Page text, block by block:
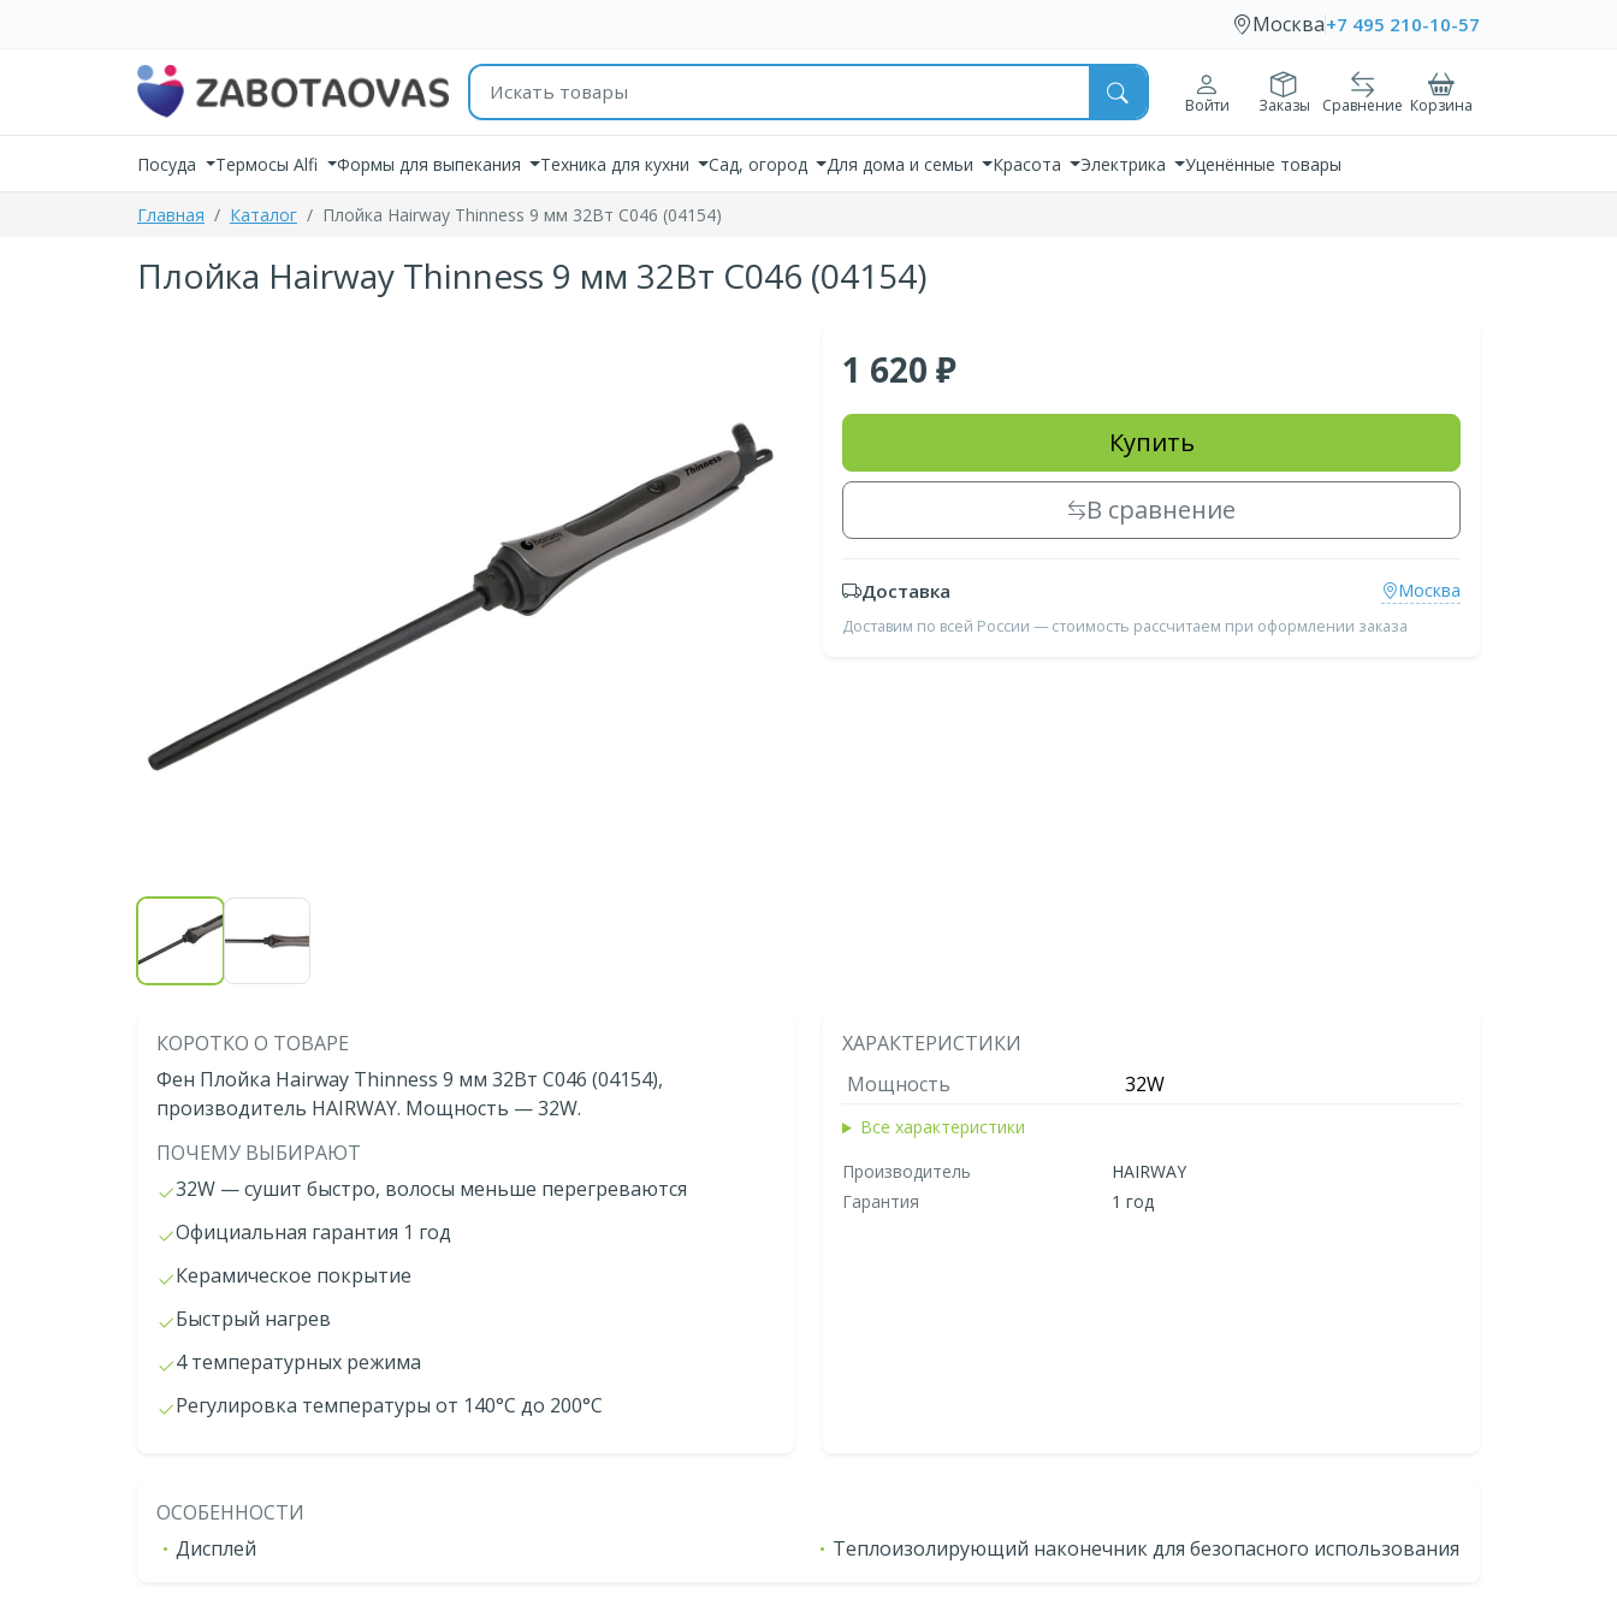
Москва+7 495 210-10-57
Поиск товаров
Войти Заказы Сравнение Корзина
Посуда Термосы Alfi Формы для выпекания Техника для кухни Сад, огород Для дома и семьи Красота Электрика Уценённые товары
Главная Каталог Плойка Hairway Thinness 9 мм 32Вт С046 (04154)
Плойка Hairway Thinness 9 мм 32Вт С046 (04154)
1 620
Купить
В сравнение
Доставка Москва
Доставим по всей России — стоимость рассчитаем при оформлении заказа
КОРОТКО О ТОВАРЕ
Фен Плойка Hairway Thinness 9 мм 32Вт С046 (04154),
производитель HAIRWAY. Мощность — 32W.
ПОЧЕМУ ВЫБИРАЮТ
32W — сушит быстро, волосы меньше перегреваются
Официальная гарантия 1 год
Керамическое покрытие
Быстрый нагрев
4 температурных режима
Регулировка температуры от 140°С до 200°С
ХАРАКТЕРИСТИКИ
Мощность
32W
Все характеристики
Производитель
HAIRWAY
Гарантия
1 год
ОСОБЕННОСТИ
Дисплей
Теплоизолирующий наконечник для безопасного использования